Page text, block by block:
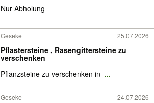
Nur Abholung
Geseke 25.07.2026
Pflastersteine , Rasengittersteine zu
verschenken
Pflanzsteine zu verschenken in ...
Geseke 24.07.2026